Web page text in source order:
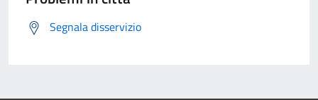
Segnala disservizio